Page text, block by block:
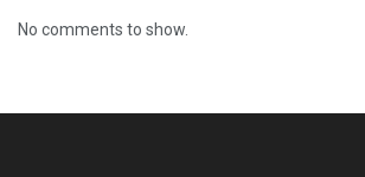
No comments to show.